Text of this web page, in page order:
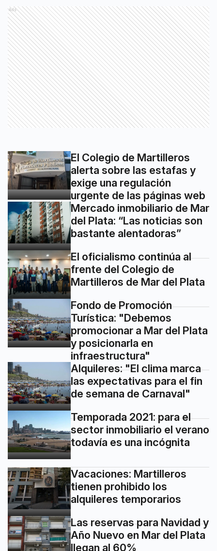
Ads
El Colegio de Martilleros
alerta sobre las estafas y
exige una regulación
urgente de las páginas web
Mercado inmobiliario de Mar
del Plata: “Las noticias son
bastante alentadoras”
El oficialismo continúa al
frente del Colegio de
Martilleros de Mar del Plata
Fondo de Promoción
Turística: "Debemos
promocionar a Mar del Plata
y posicionarla en
infraestructura"
Alquileres: "El clima marca
las expectativas para el fin
de semana de Carnaval"
Temporada 2021: para el
sector inmobiliario el verano
todavía es una incógnita
Vacaciones: Martilleros
tienen prohibido los
alquileres temporarios
Las reservas para Navidad y
Año Nuevo en Mar del Plata
llegan al 60%